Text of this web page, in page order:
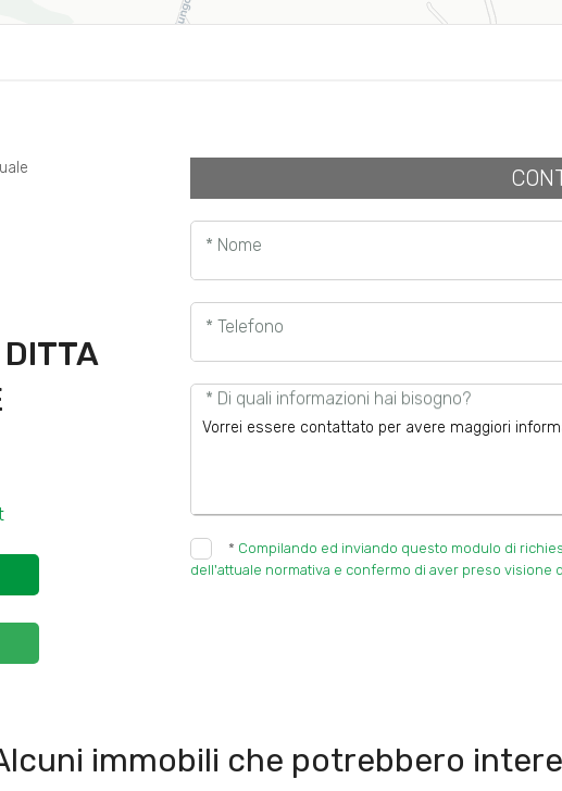
DITTA
* Nome
* Telefono
* Di quali informazioni hai bisogno?
* Compilando ed inviando questo modulo di
dell'attuale normativa e confermo di aver preso visione
immobili che potrebbero